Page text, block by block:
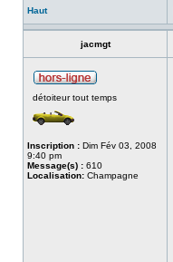
Haut
jacmgt
détoiteur tout temps
Inscription : Dim Fév 03, 2008
9:40 pm
Message(s) : 610
Localisation: Champagne